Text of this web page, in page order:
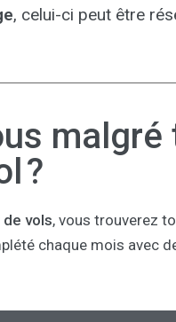
, celui-ci peut être
?
vols, vous trouverez
chaque mois avec